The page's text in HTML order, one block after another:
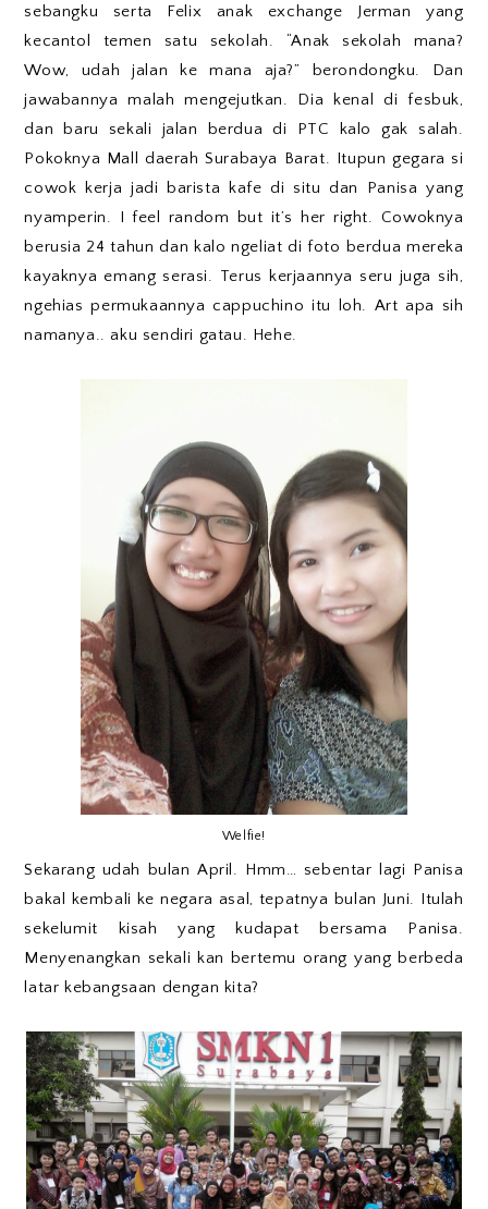
sebangku serta Felix anak exchange Jerman yang
kecantol temen satu sekolah. “Anak sekolah mana?
Wow, udah jalan ke mana aja?” berondongku. Dan
jawabannya malah mengejutkan. Dia kenal di fesbuk,
dan baru sekali jalan berdua di PTC kalo gak salah.
Pokoknya Mall daerah Surabaya Barat. Itupun gegara si
cowok kerja jadi barista kafe di situ dan Panisa yang
nyamperin. I feel random but it’s her right. Cowoknya
berusia 24 tahun dan kalo ngeliat di foto berdua mereka
kayaknya emang serasi. Terus kerjaannya seru juga sih,
ngehias permukaannya cappuchino itu loh. Art apa sih
namanya.. aku sendiri gatau. Hehe.
Welfie!
Sekarang udah bulan April. Hmm… sebentar lagi Panisa
bakal kembali ke negara asal, tepatnya bulan Juni. Itulah
sekelumit kisah yang kudapat bersama Panisa.
Menyenangkan sekali kan bertemu orang yang berbeda
latar kebangsaan dengan kita?